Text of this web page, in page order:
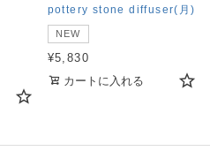
pottery stone diffuser(月)
NEW
¥5,830
カートに入れる